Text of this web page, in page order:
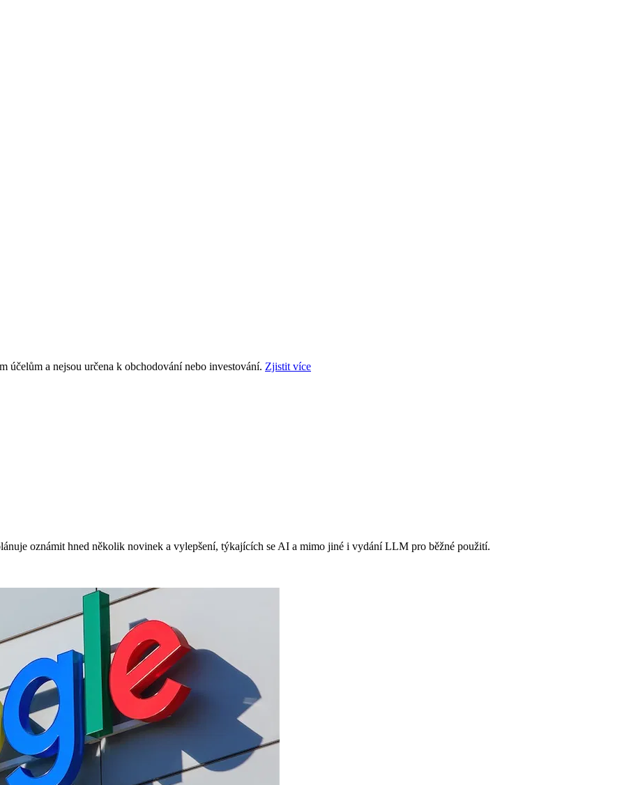
účelům a nejsou určena k obchodování nebo investování. Zjistit více
oznámit hned několik novinek a vylepšení, týkajících se AI a mimo jiné i vydání LLM pro běžné použití.